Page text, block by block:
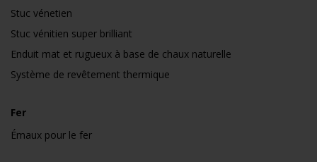
Stuc vénetien
Stuc vénitien super brilliant
Enduit mat et rugueux à base de chaux naturelle
Système de revêtement thermique
Fer
Émaux pour le fer